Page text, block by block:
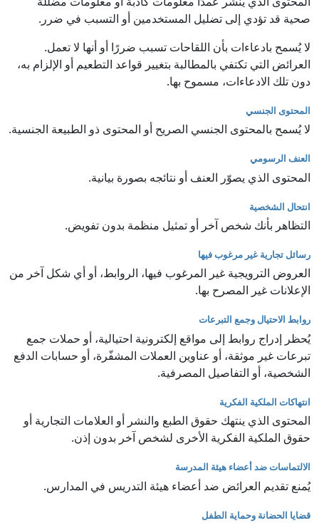
صحية قد تؤدي إلى تضليل المستخدمين أو التسبب في ضرر.
لا يُسمح بادعاءات بأن اللقاحات تسبب ضررًا أو أنها لا تعمل.
العرائض التي تكتفي بالمطالبة بتغيير قواعد التطعيم أو الإلزام به،
دون تلك الادعاءات، مسموح بها.
المحتوى الجنسي
لا يُسمح بالمحتوى الجنسي الصريح أو المحتوى ذو الطبيعة الجنسية.
العنف الرسومي
المحتوى الذي يصوّر العنف أو نتائجه بصورة بيانية.
انتحال الشخصية
التظاهر بأنك شخص آخر أو تمثيل منظمة بدون تفويض.
رسائل تجارية غير مرغوب فيها
العروض الترويجية غير المرغوب فيها، الروابط، أو أي شكل آخر من
الإعلانات غير المصرح بها.
روابط الاحتيال وجمع التبرعات
يُحظر إدراج روابط إلى مواقع إلكترونية احتيالية، أو حملات جمع
تبرعات غير موثقة، أو عناوين العملات المشفّرة، أو حسابات الدفع
الشخصية، أو التفاصيل المصرفية.
انتهاكات الملكية الفكرية
المحتوى الذي ينتهك حقوق الطبع والنشر أو العلامات التجارية أو
حقوق الملكية الفكرية الأخرى لشخص آخر بدون إذن.
الالتماسات ضد أعضاء هيئة المدرسة
يُمنع تقديم العرائض ضد أعضاء هيئة التدريس في المدارس.
قضايا الحضانة وحماية الطفل